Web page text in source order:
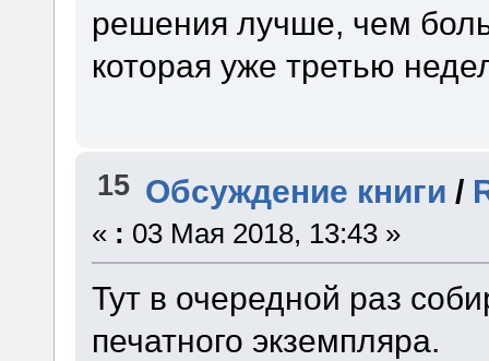
решения лучше, чем
которая уже третью
15 Обсуждение книги /
« : 03 Мая 2018, 13:43 »
Тут в очередной раз
печатного экземпляра.